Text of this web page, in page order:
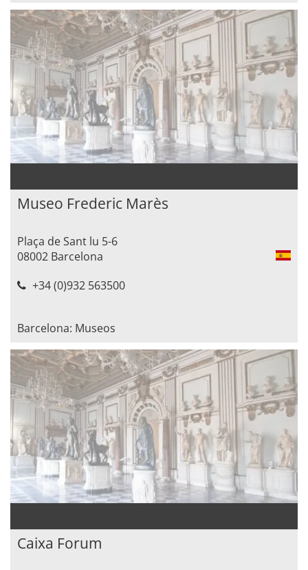
Museo Frederic Marès
Plaça de Sant lu 5-6
08002 Barcelona
+34 (0)932 563500
Barcelona: Museos
Caixa Forum